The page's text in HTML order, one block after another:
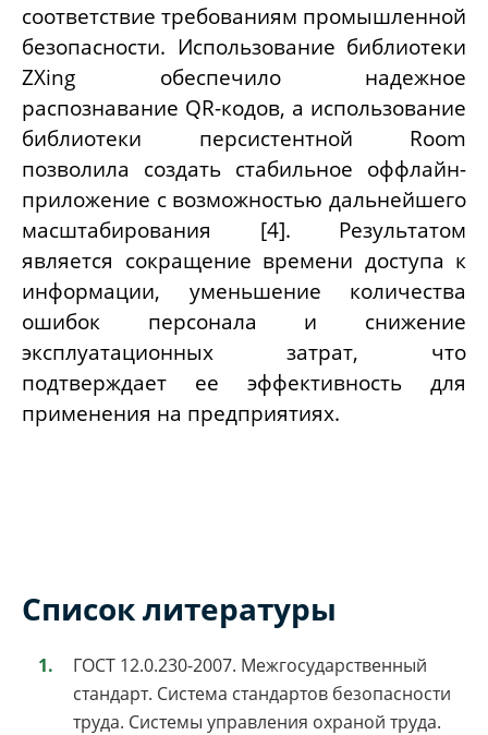
соответствие требованиям промышленной
безопасности. Использование библиотеки
ZXing обеспечило надежное
распознавание QR-кодов, а использование
библиотеки персистентной Room
позволила создать стабильное оффлайн-
приложение с возможностью дальнейшего
масштабирования [4]. Результатом
является сокращение времени доступа к
информации, уменьшение количества
ошибок персонала и снижение
эксплуатационных затрат, что
подтверждает ее эффективность для
применения на предприятиях.
Список литературы
ГОСТ 12.0.230-2007. Межгосударственный
стандарт. Система стандартов безопасности
труда. Системы управления охраной труда.